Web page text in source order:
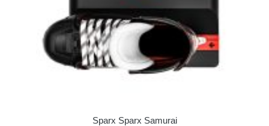
Sparx Sparx Samurai